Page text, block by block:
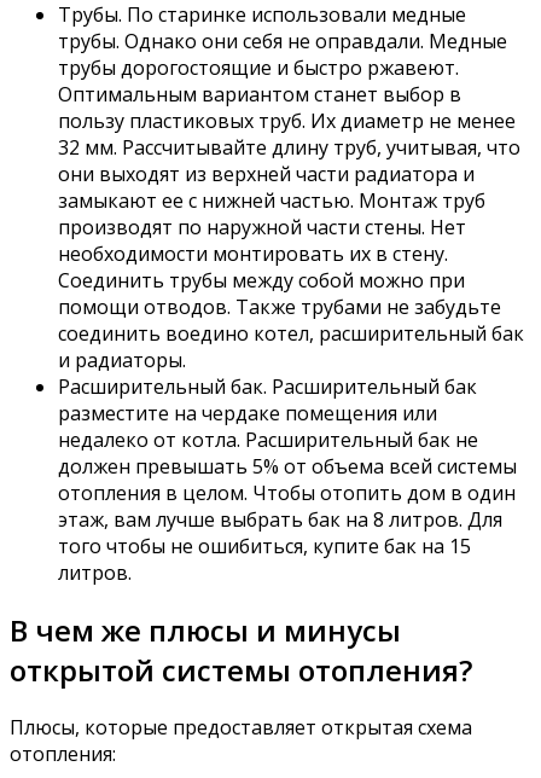
Трубы. По старинке использовали медные
трубы. Однако они себя не оправдали. Медные
трубы дорогостоящие и быстро ржавеют.
Оптимальным вариантом станет выбор в
пользу пластиковых труб. Их диаметр не менее
32 мм. Рассчитывайте длину труб, учитывая, что
они выходят из верхней части радиатора и
замыкают ее с нижней частью. Монтаж труб
производят по наружной части стены. Нет
необходимости монтировать их в стену.
Соединить трубы между собой можно при
помощи отводов. Также трубами не забудьте
соединить воедино котел, расширительный бак
и радиаторы.
Расширительный бак. Расширительный бак
разместите на чердаке помещения или
недалеко от котла. Расширительный бак не
должен превышать 5% от объема всей системы
отопления в целом. Чтобы отопить дом в один
этаж, вам лучше выбрать бак на 8 литров. Для
того чтобы не ошибиться, купите бак на 15
литров.
В чем же плюсы и минусы
открытой системы отопления?
Плюсы, которые предоставляет открытая схема
отопления: